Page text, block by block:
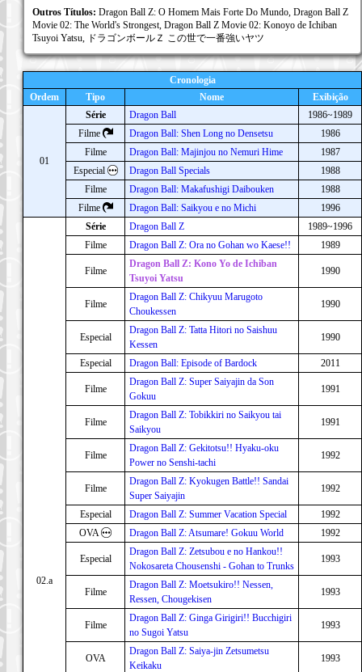
Outros Títulos: Dragon Ball Z: O Homem Mais Forte Do Mundo, Dragon Ball Z
Movie 02: The World's Strongest, Dragon Ball Z Movie 02: Konoyo de Ichiban
Tsuyoi Yatsu, ドラゴンボールＺ この世で一番強いヤツ
Cronologia
Ordem
Tipo Nome Exibição
01
Série Dragon Ball
1986~1989
Filme
Dragon Ball: Shen Long no Densetsu
1986
Filme
Dragon Ball: Majinjou no Nemuri Hime
1987
Especial
Dragon Ball Specials
1988
Filme
Dragon Ball: Makafushigi Daibouken
1988
Filme
Dragon Ball: Saikyou e no Michi 1996
02.a
Série Dragon Ball Z
1989~1996
Filme
Dragon Ball Z: Ora no Gohan wo Kaese!! 1989
Filme
Dragon Ball Z: Kono Yo de Ichiban
Tsuyoi Yatsu
1990
Filme
Dragon Ball Z: Chikyuu Marugoto
Choukessen
1990
Especial
Dragon Ball Z: Tatta Hitori no Saishuu
Kessen
1990
Especial Dragon Ball: Episode of Bardock 2011
Filme
Dragon Ball Z: Super Saiyajin da Son
Gokuu
1991
Filme
Dragon Ball Z: Tobikkiri no Saikyou tai
Saikyou
1991
Filme
Dragon Ball Z: Gekitotsu!! Hyaku-oku
Power no Senshi-tachi
1992
Filme
Dragon Ball Z: Kyokugen Battle!! Sandai
Super Saiyajin
1992
Especial Dragon Ball Z: Summer Vacation Special
1992
OVA
Dragon Ball Z: Atsumare! Gokuu World 1992
Especial
Dragon Ball Z: Zetsubou e no Hankou!!
Nokosareta Chousenshi - Gohan to Trunks
1993
Filme
Dragon Ball Z: Moetsukiro!! Nessen,
Ressen, Chougekisen
1993
Filme
Dragon Ball Z: Ginga Girigiri!! Bucchigiri
no Sugoi Yatsu
1993
OVA
Dragon Ball Z: Saiya-jin Zetsumetsu
Keikaku
1993